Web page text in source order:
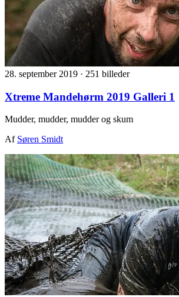
28. september 2019 · 251 billeder
Xtreme Mandehørm 2019 Galleri 1
Mudder, mudder, mudder og skum
Af Søren Smidt